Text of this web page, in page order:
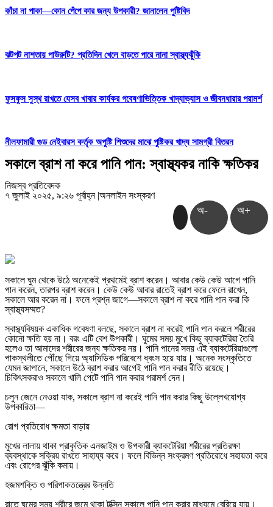
কাঁচা না পাকা—কোন পেঁপে কার জন্য উপকারী? জানালেন পুষ্টিবিদ
ঝটপট নাশতায় পাউরুটি? প্রতিদিন খেলে বাড়তে পারে নানা স্বাস্থ্যঝুঁকি
ফুসফুস সুস্থ রাখতে যেসব খাবার কার্যকর গবেষণাভিত্তিক খাদ্যাভ্যাস ও জীবনধারার পরামর্শ
নীলফামারী গুড নেইবারস কর্তৃক অপুষ্টি শিশুদের মাঝে পুষ্টিকর খাদ্য সামগ্রী বিতরন
সকালে ব্রাশ না করে পানি পান: স্বাস্থ্যকর নাকি ক্ষতিকর
নিজস্ব প্রতিবেদক
৭ জুলাই ২০২৫, ৯:২৬ পূর্বাহ্ন |অনলাইন সংস্করণ
অ- অ+
সকালে ঘুম থেকে উঠে অনেকেই প্রথমেই ব্রাশ করেন। আবার কেউ কেউ আগে পানি
পান করেন, তারপর ব্রাশ করেন। কেউ কেউ আবার রাতেই ব্রাশ করে ফেলে রাখেন,
সকালে আর করেন না। ফলে প্রশ্ন জাগে—সকালে ব্রাশ না করে পানি পান করা কি
স্বাস্থ্যসম্মত?
স্বাস্থ্যবিষয়ক একাধিক গবেষণা বলছে, সকালে ব্রাশ না করেই পানি পান করলে শরীরের
কোনো ক্ষতি হয় না। বরং এটি বেশ উপকারী। ঘুমের সময় মুখে কিছু ব্যাকটেরিয়া তৈরি
হলেও তা আমাদের শরীরের জন্য ক্ষতিকর নয়। পানি পানের সময় এই ব্যাকটেরিয়াগুলো
পাকস্থলীতে পৌঁছে গিয়ে অ্যাসিডিক পরিবেশে ধ্বংস হয়ে যায়। অনেক সংস্কৃতিতে
যেমন জাপানে, সকালে উঠে ব্রাশ করার আগেই পানি পান করার রীতি রয়েছে।
চিকিৎসকরাও সকালে খালি পেটে পানি পান করার পরামর্শ দেন।
চলুন জেনে নেওয়া যাক, সকালে ব্রাশ না করেই পানি পান করার কিছু উল্লেখযোগ্য
উপকারিতা—
রোগ প্রতিরোধ ক্ষমতা বাড়ায়
মুখের লালায় থাকা প্রাকৃতিক এনজাইম ও উপকারী ব্যাকটেরিয়া শরীরের প্রতিরক্ষা
ব্যবস্থাকে সক্রিয় রাখতে সাহায্য করে। ফলে বিভিন্ন সংক্রমণ প্রতিরোধে সহায়তা করে
এবং রোগের ঝুঁকি কমায়।
হজমশক্তি ও পরিপাকতন্ত্রের উন্নতি
রাতে ঘুমের সময় শরীরে জমে থাকা টক্সিন সকালে পানি পান করার মাধ্যমে বেরিয়ে যায়।